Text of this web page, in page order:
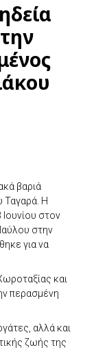
βαριά
Ταγαρά. Η
στον
στην
για να
και
περασμένη
αλλά και
ζωής της